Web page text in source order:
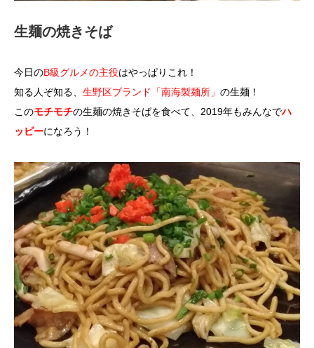
生麺の焼きそば
今日のB級グルメの主役はやっぱりこれ！
知る人ぞ知る、 生野区ブランド「南海製麺所」 の生麺！
このモチモチの生麺の焼きそばを食べて、2019年もみんなでハ
ッピーになろう！